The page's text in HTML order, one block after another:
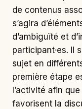
de contenus
s’agira
d’ambiguïté et
participant·es. Il
sujet en
première étape
l’activité afin
favorisent la